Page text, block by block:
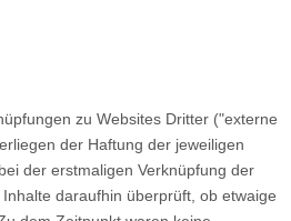
zu Websites Dritter ("externe
der Haftung der jeweiligen
der erstmaligen Verknüpfung der
daraufhin überprüft, ob etwaige